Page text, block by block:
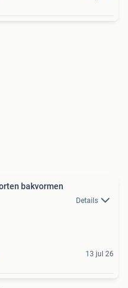
Diverse soorten bakvormen
Details
13 jul 26